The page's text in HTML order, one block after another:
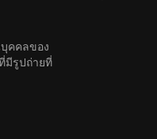
คคลของ
มีรูปถ่ายที่